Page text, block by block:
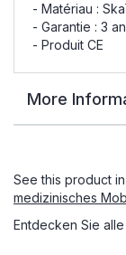
- Matériau :
- Garantie : 3
- Produit CE
More
See this product in
medizinisches
Entdecken Sie